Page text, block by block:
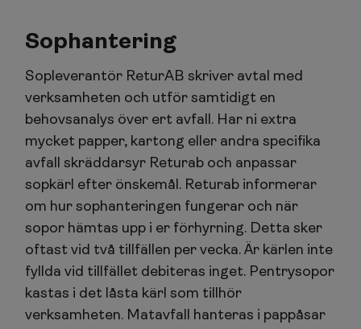
Sophantering
Sopleverantör ReturAB skriver avtal med
verksamheten och utför samtidigt en
behovsanalys över ert avfall. Har ni extra
mycket papper, kartong eller andra specifika
avfall skräddarsyr Returab och anpassar
sopkärl efter önskemål. Returab informerar
om hur sophanteringen fungerar och när
sopor hämtas upp i er förhyrning. Detta sker
oftast vid två tillfällen per vecka. Är kärlen inte
fyllda vid tillfället debiteras inget. Pentrysopor
kastas i det låsta kärl som tillhör
verksamheten. Matavfall hanteras i pappåsar